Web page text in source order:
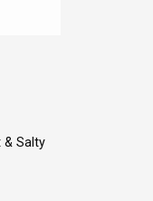
& Salty